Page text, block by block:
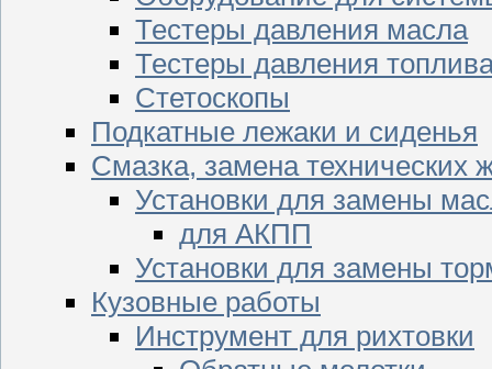
Тестеры давления масла
Тестеры давления
Стетоскопы
Подкатные лежаки и сиденья
Смазка, замена технических
Установки для замены
для АКПП
Установки для замены
Кузовные работы
Инструмент для рихтовки